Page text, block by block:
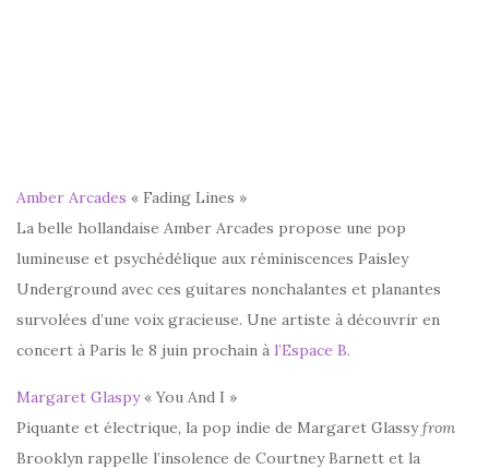
Amber Arcades « Fading Lines »
La belle hollandaise Amber Arcades propose une pop
lumineuse et psychédélique aux réminiscences Paisley
Underground avec ces guitares nonchalantes et planantes
survolées d’une voix gracieuse. Une artiste à découvrir en
concert à Paris le 8 juin prochain à l’Espace B.
Margaret Glaspy« You And I »
Piquante et électrique, la pop indie de Margaret Glassyfrom
Brooklyn rappelle l’insolence de Courtney Barnett et la